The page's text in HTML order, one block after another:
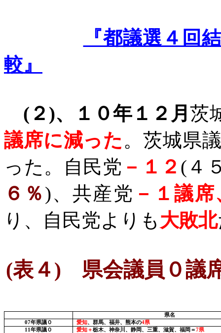
『都議選４回
較』
( ２ )、１０年１２月茨
議席に減った 。茨城県
った。自民党 －１２ ( ４
６％)、共産党 －１議席
り、自民党よりも 大敗北
(表４) 県会議員０議
県名
07年県議０ 愛知、群馬、福井、熊本の4県
11 年県議０ 愛知＋栃木、神奈川、静岡、三重、滋賀、福岡＝7県